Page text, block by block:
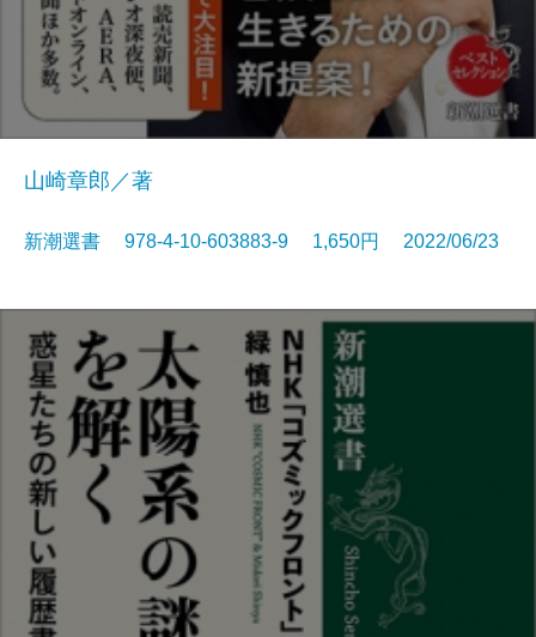
山崎章郎／著
新潮選書 978-4-10-603883-9 1,650円 2022/06/23